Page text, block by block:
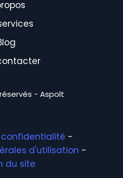
- Aspolt
-
d'utilisation -
du site